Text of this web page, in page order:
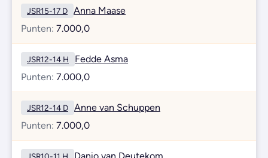
JSR15-17 D
Anna Maase
Punten: 7.000,0
JSR12-14 H
Fedde Asma
Punten: 7.000,0
JSR12-14 D
Anne van Schuppen
Punten: 7.000,0